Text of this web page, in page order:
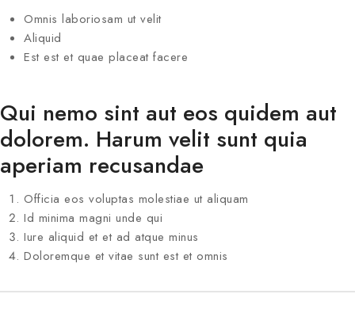
Omnis laboriosam ut velit
Aliquid
Est est et quae placeat facere
Qui nemo sint aut eos quidem aut
dolorem. Harum velit sunt quia
aperiam recusandae
Officia eos voluptas molestiae ut aliquam
Id minima magni unde qui
Iure aliquid et et ad atque minus
Doloremque et vitae sunt est et omnis